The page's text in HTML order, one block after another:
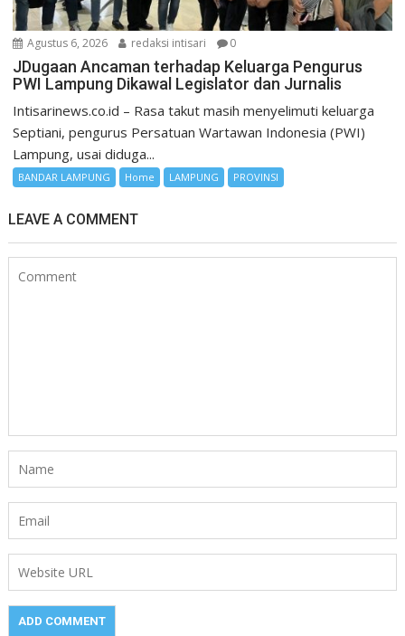
Agustus 6, 2026 redaksi intisari 0
JDugaan Ancaman terhadap Keluarga Pengurus
PWI Lampung Dikawal Legislator dan Jurnalis
Intisarinews.co.id – Rasa takut masih menyelimuti keluarga
Septiani, pengurus Persatuan Wartawan Indonesia (PWI)
Lampung, usai diduga...
BANDAR LAMPUNG Home LAMPUNG PROVINSI
LEAVE A COMMENT